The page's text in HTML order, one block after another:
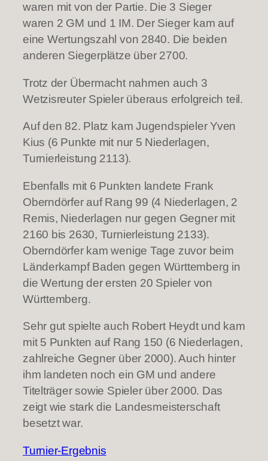
waren mit von der Partie. Die 3 Sieger
waren 2 GM und 1 IM. Der Sieger kam auf
eine Wertungszahl von 2840. Die beiden
anderen Siegerplätze über 2700.
Trotz der Übermacht nahmen auch 3
Wetzisreuter Spieler überaus erfolgreich teil.
Auf den 82. Platz kam Jugendspieler Yven
Kius (6 Punkte mit nur 5 Niederlagen,
Turnierleistung 2113).
Ebenfalls mit 6 Punkten landete Frank
Oberndörfer auf Rang 99 (4 Niederlagen, 2
Remis, Niederlagen nur gegen Gegner mit
2160 bis 2630, Turnierleistung 2133).
Oberndörfer kam wenige Tage zuvor beim
Länderkampf Baden gegen Württemberg in
die Wertung der ersten 20 Spieler von
Württemberg.
Sehr gut spielte auch Robert Heydt und kam
mit 5 Punkten auf Rang 150 (6 Niederlagen,
zahlreiche Gegner über 2000). Auch hinter
ihm landeten noch ein GM und andere
Titelträger sowie Spieler über 2000. Das
zeigt wie stark die Landesmeisterschaft
besetzt war.
Turnier-Ergebnis